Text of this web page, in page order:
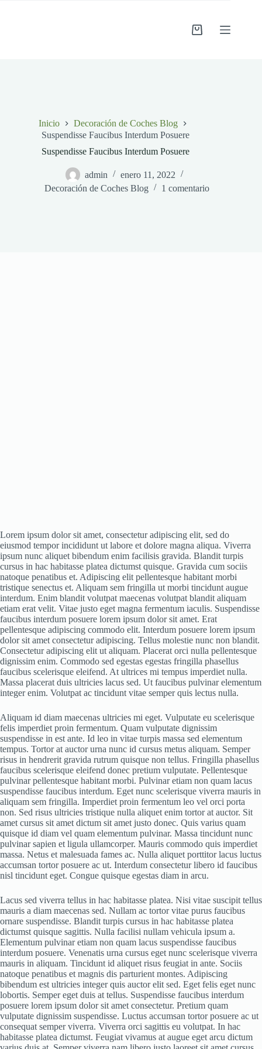
Carro
Inicio
Decoración de Coches Blog
Suspendisse Faucibus Interdum Posuere
Suspendisse Faucibus Interdum Posuere
admin
enero 11, 2022
Decoración de Coches Blog
1 comentario
Lorem ipsum dolor sit amet, consectetur adipiscing elit, sed do
eiusmod tempor incididunt ut labore et dolore magna aliqua. Viverra
ipsum nunc aliquet bibendum enim facilisis gravida. Blandit turpis
cursus in hac habitasse platea dictumst quisque. Gravida cum sociis
natoque penatibus et. Adipiscing elit pellentesque habitant morbi
tristique senectus et. Aliquam sem fringilla ut morbi tincidunt augue
interdum. Enim blandit volutpat maecenas volutpat blandit aliquam
etiam erat velit. Vitae justo eget magna fermentum iaculis. Suspendisse
faucibus interdum posuere lorem ipsum dolor sit amet. Erat
pellentesque adipiscing commodo elit. Interdum posuere lorem ipsum
dolor sit amet consectetur adipiscing. Tellus molestie nunc non blandit.
Consectetur adipiscing elit ut aliquam. Placerat orci nulla pellentesque
dignissim enim. Commodo sed egestas egestas fringilla phasellus
faucibus scelerisque eleifend. At ultrices mi tempus imperdiet nulla.
Massa placerat duis ultricies lacus sed. Ut faucibus pulvinar elementum
integer enim. Volutpat ac tincidunt vitae semper quis lectus nulla.
Aliquam id diam maecenas ultricies mi eget. Vulputate eu scelerisque
felis imperdiet proin fermentum. Quam vulputate dignissim
suspendisse in est ante. Id leo in vitae turpis massa sed elementum
tempus. Tortor at auctor urna nunc id cursus metus aliquam. Semper
risus in hendrerit gravida rutrum quisque non tellus. Fringilla phasellus
faucibus scelerisque eleifend donec pretium vulputate. Pellentesque
pulvinar pellentesque habitant morbi. Pulvinar etiam non quam lacus
suspendisse faucibus interdum. Eget nunc scelerisque viverra mauris in
aliquam sem fringilla. Imperdiet proin fermentum leo vel orci porta
non. Sed risus ultricies tristique nulla aliquet enim tortor at auctor. Sit
amet cursus sit amet dictum sit amet justo donec. Quis varius quam
quisque id diam vel quam elementum pulvinar. Massa tincidunt nunc
pulvinar sapien et ligula ullamcorper. Mauris commodo quis imperdiet
massa. Netus et malesuada fames ac. Nulla aliquet porttitor lacus luctus
accumsan tortor posuere ac ut. Interdum consectetur libero id faucibus
nisl tincidunt eget. Congue quisque egestas diam in arcu.
Lacus sed viverra tellus in hac habitasse platea. Nisi vitae suscipit tellus
mauris a diam maecenas sed. Nullam ac tortor vitae purus faucibus
ornare suspendisse. Blandit turpis cursus in hac habitasse platea
dictumst quisque sagittis. Nulla facilisi nullam vehicula ipsum a.
Elementum pulvinar etiam non quam lacus suspendisse faucibus
interdum posuere. Venenatis urna cursus eget nunc scelerisque viverra
mauris in aliquam. Tincidunt id aliquet risus feugiat in ante. Sociis
natoque penatibus et magnis dis parturient montes. Adipiscing
bibendum est ultricies integer quis auctor elit sed. Eget felis eget nunc
lobortis. Semper eget duis at tellus. Suspendisse faucibus interdum
posuere lorem ipsum dolor sit amet consectetur. Pretium quam
vulputate dignissim suspendisse. Luctus accumsan tortor posuere ac ut
consequat semper viverra. Viverra orci sagittis eu volutpat. In hac
habitasse platea dictumst. Feugiat vivamus at augue eget arcu dictum